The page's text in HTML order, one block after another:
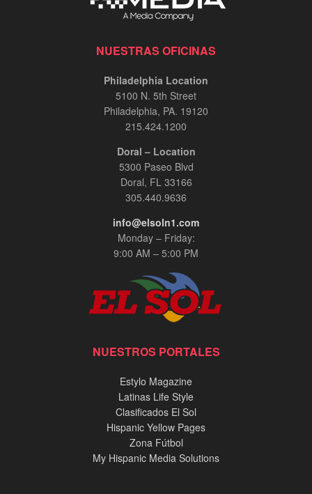
NUESTRAS OFICINAS
Philadelphia Location
5100 N. 5th Street
Philadelphia, PA. 19120
215.424.1200
Doral – Location
5300 Paseo Blvd
Doral, FL 33166
305.440.9636
info@elsoln1.com
Monday – Friday:
9:00 AM – 5:00 PM
NUESTROS PORTALES
Estylo Magazine
Latinas Life Style
Clasificados El Sol
Hispanic Yellow Pages
Zona Fútbol
My Hispanic Media Solutions